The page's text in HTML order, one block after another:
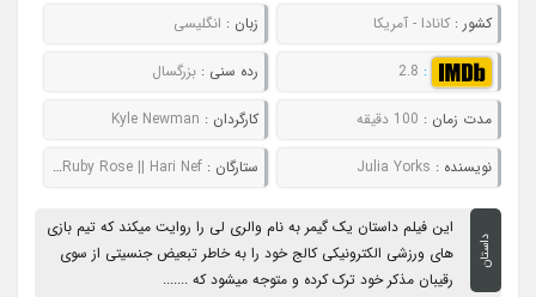
کشور :کانادا - آمریکا زبان : انگلیسی
:
2.8 رده سنی : بزرگسال
مدت زمان : 100 دقیقه کارگردان : Kyle Newman
نویسنده : Julia Yorks ستارگان : Paris Berelc || Taylor Zakhar Perez || Ruby Rose || Hari Nef
داستان
این فیلم داستان یک گیمر به نام والری لی را روایت میکند که تیم بازی
های ورزشی الکترونیکی کالج خود را به خاطر تبعیض جنسیتی از سوی
رقیبان مذکر خود ترک کرده و متوجه میشود که .......